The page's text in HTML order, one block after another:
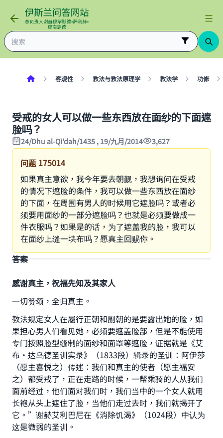
客观性 教法与教法原理学 教法学 功修
受戒的女人可以做一些东西放在面纱的下面遮
脸吗？
24/Dhu al-Qi'dah/1435 , 19/九月/2014 3,627
问题 175014
如果真主意欲，我今年要去朝觐，我想询问在受戒
的情况下遮脸的条件，我可以做一些东西放在面纱
的下面，在周围有男人的时候用它遮脸吗？或者必
须要用面纱的一部分遮脸吗？也就是必须要做成一
件衣服吗？如果是的话，为了遮盖我的脸，我可以
在面纱上缝一块布吗？愿真主回赐你。
答案
感谢真主，祝福先知及其家人
一切赞颂，全归真主。
教法规定女人在履行正朝和副朝的是要露出她的脸，如
果担心男人们看见她，必须要遮盖脸部，但是不能使用
专门按照脸型缝制的面纱和面罩等遮脸，证据就是《艾
布·达乌德圣训实录》（1833段）辑录的圣训：阿伊莎
（愿主喜悦之）传述：我们和真主的使者（愿主福安
之）都受戒了，正在走路的时候，一帮乘骑的人从我们
面前经过，他们面对我们时，我们当中的一个女人就用
长袍从头上遮住了脸，当他们走过去时，我们就揭开了
它。”谢赫艾利巴尼在《消除饥渴》（1024段）中认为
这是微弱的圣训。